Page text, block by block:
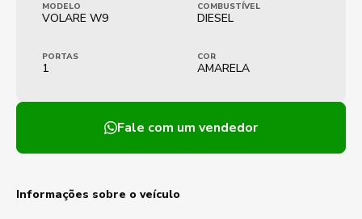
MODELO
VOLARE W9
COMBUSTÍVEL
DIESEL
PORTAS
1
COR
AMARELA
Fale com um vendedor
Informações sobre o veículo